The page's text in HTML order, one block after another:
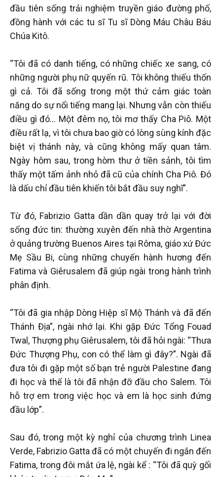
đầu tiên sống trải nghiệm truyền giáo đường phố,
đồng hành với các tu sĩ Tu sĩ Dòng Máu Châu Báu
Chúa Kitô.
“Tôi đã có danh tiếng, có những chiếc xe sang, có
những người phụ nữ quyến rũ. Tôi không thiếu thốn
gì cả. Tôi đã sống trong một thứ cảm giác toàn
năng do sự nổi tiếng mang lại. Nhưng vẫn còn thiếu
điều gì đó… Một đêm nọ, tôi mơ thấy Cha Piô. Một
điều rất lạ, vì tôi chưa bao giờ có lòng sùng kính đặc
biệt vị thánh này, và cũng không mấy quan tâm.
Ngày hôm sau, trong hòm thư ở tiền sảnh, tôi tìm
thấy một tấm ảnh nhỏ đã cũ của chính Cha Piô. Đó
là dấu chỉ đầu tiên khiến tôi bắt đầu suy nghĩ”.
Từ đó, Fabrizio Gatta dần dần quay trở lại với đời
sống đức tin: thường xuyên đến nhà thờ Argentina
ở quảng trường Buenos Aires tại Rôma, giáo xứ Đức
Mẹ Sầu Bi, cùng những chuyến hành hương đến
Fatima và Giêrusalem đã giúp ngài trong hành trình
phân định.
“Tôi đã gia nhập Dòng Hiệp sĩ Mộ Thánh và đã đến
Thánh Địa”, ngài nhớ lại. Khi gặp Đức Tổng Fouad
Twal, Thượng phụ Giêrusalem, tôi đã hỏi ngài: “Thưa
Đức Thượng Phụ, con có thể làm gì đây?”. Ngài đã
đưa tôi đi gặp một số bạn trẻ người Palestine đang
đi học và thế là tôi đã nhận đỡ đầu cho Salem. Tôi
hỗ trợ em trong việc học và em là học sinh đứng
đầu lớp”.
Sau đó, trong một kỳ nghỉ của chương trình Linea
Verde, Fabrizio Gatta đã có một chuyến đi ngắn đến
Fatima, trong đôi mắt ứa lệ, ngài kể : “Tôi đã quỳ gối